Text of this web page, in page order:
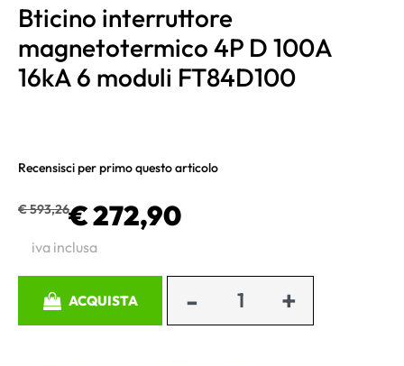
Bticino interruttore
magnetotermico 4P D 100A
16kA 6 moduli FT84D100
Recensisci per primo questo articolo
€ 593,26€ 272,90
iva inclusa
ACQUISTA